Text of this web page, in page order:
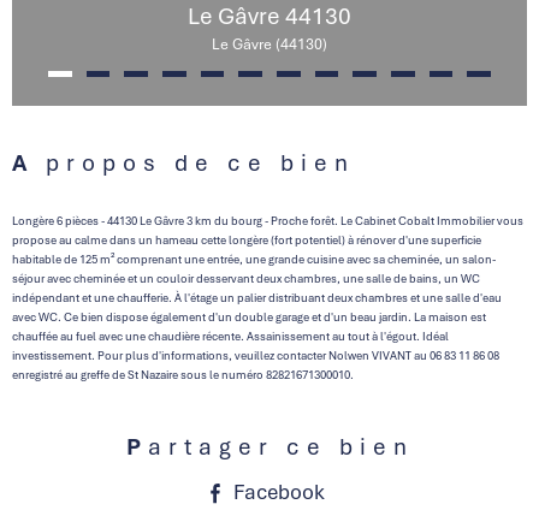
Le Gâvre 44130
Le Gâvre (44130)
A propos de ce bien
Longère 6 pièces - 44130 Le Gâvre 3 km du bourg - Proche forêt. Le Cabinet Cobalt Immobilier vous
propose au calme dans un hameau cette longère (fort potentiel) à rénover d'une superficie
habitable de 125 m² comprenant une entrée, une grande cuisine avec sa cheminée, un salon-
séjour avec cheminée et un couloir desservant deux chambres, une salle de bains, un WC
indépendant et une chaufferie. À l'étage un palier distribuant deux chambres et une salle d'eau
avec WC. Ce bien dispose également d'un double garage et d'un beau jardin. La maison est
chauffée au fuel avec une chaudière récente. Assainissement au tout à l'égout. Idéal
investissement. Pour plus d'informations, veuillez contacter Nolwen VIVANT au 06 83 11 86 08
enregistré au greffe de St Nazaire sous le numéro 82821671300010.
Partager ce bien
Facebook